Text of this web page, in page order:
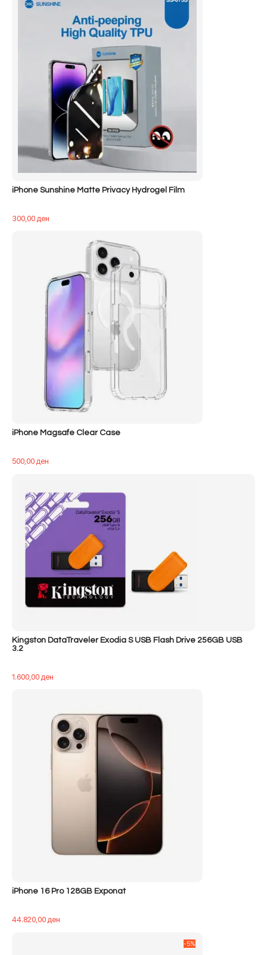
iPhone Sunshine Matte Privacy Hydrogel Film
300,00ден
iPhone Magsafe Clear Case
500,00ден
Kingston DataTraveler Exodia S USB Flash Drive 256GB USB
3.2
1.600,00ден
iPhone 16 Pro 128GB Exponat
44.820,00ден
-5%